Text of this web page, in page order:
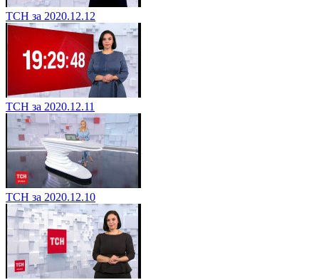
ТСН за 2020.12.12
ТСН за 2020.12.11
ТСН за 2020.12.10